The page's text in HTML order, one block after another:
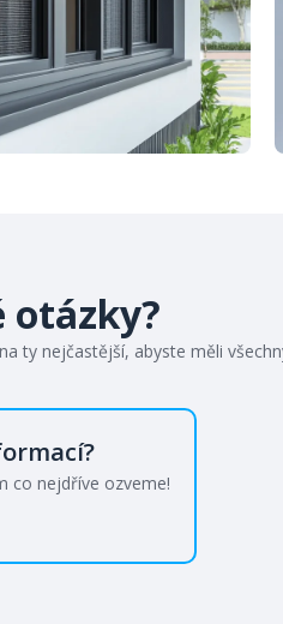
otázky?
ty nejčastější, abyste měli
co nejdříve ozveme!